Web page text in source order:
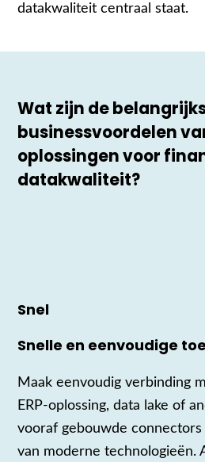
datakwaliteit centraal staat.
Wat zijn de
businessvoordelen
oplossingen voor
datakwaliteit?
Snel
Snelle en eenvoudige
Maak eenvoudig verbinding
ERP‑oplossing, data lake of
vooraf gebouwde connectors
van moderne technologieën.